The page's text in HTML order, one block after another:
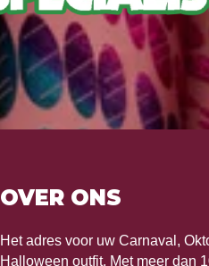
OVER ONS
Het adres voor uw Carnaval,
Halloween outfit. Met meer dan